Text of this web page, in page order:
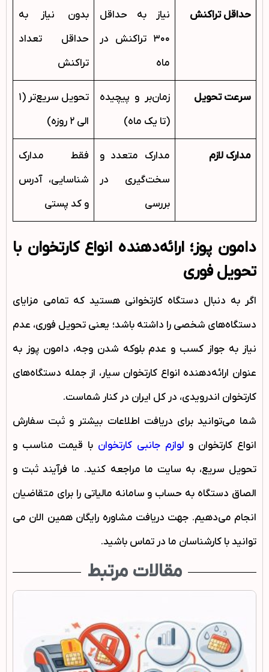
حداقل تراکنش
نیاز به حداقل
۳۰۰ تراکنش در
ماه
بدون نیاز به
حداقل تعداد
تراکنش
سرعت تحویل
زمان‌بر و پیچیده
(تا یک ماه)
تحویل سریع‌تر (۱
الی ۲ روزه)
مدارک لازم
مدارک متعدد و
سخت‌گیری در
بررسی
فقط مدارک
شناسایی، آدرس
و کد پستی
دامون پوز؛ ارائه‌دهنده انواع کارتخوان با
تحویل فوری
اگر به دنبال دستگاه کارتخوانی هستید که تمامی مزایای
دستگاه‌های شخصی را داشته باشد؛ یعنی تحویل فوری، عدم
نیاز به جواز کسب و عدم بلوکه شدن وجه، دامون پوز به
عنوان ارائه‌دهنده انواع کارتخوان سیار، از جمله دستگاه‌های
کارتخوان اندرویدی، در کل ایران در کنار شماست.
شما می‌توانید برای دریافت اطلاعات بیشتر و ثبت سفارش
انواع کارتخوان و لوازم جانبی کارتخوان با قیمت مناسب و
تحویل سریع، به سایت ما مراجعه کنید. ما فرآیند ثبت و
الصاق دستگاه به حساب و سامانه مالیاتی را برای متقاضیان
انجام می‌دهیم. جهت دریافت مشاوره رایگان همین الان می
توانید با کارشناسان ما در تماس باشید.
مقالات مرتبط